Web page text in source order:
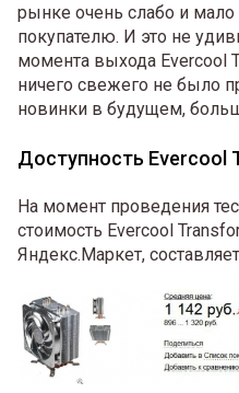
рынке очень слабо и
покупателю. И это не
момента выхода Evercool
ничего свежего не было
новинки в будущем,
Доступность Evercool
На момент проведения
стоимость Evercool
Яндекс.Маркет,